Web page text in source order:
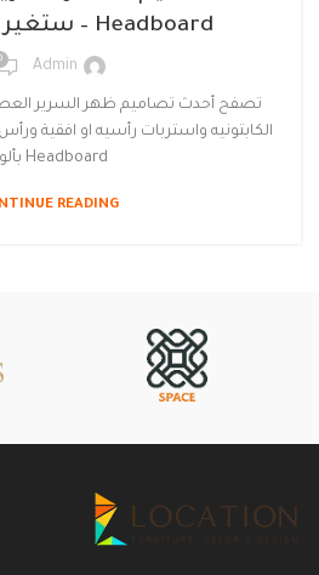
Headboard – ستغير غرفة نومك
Admin
تصفح أحدث تصاميم ظهر السرير
الكابتونيه واستربات رأسيه او افقية
Headboard بألو...
READING